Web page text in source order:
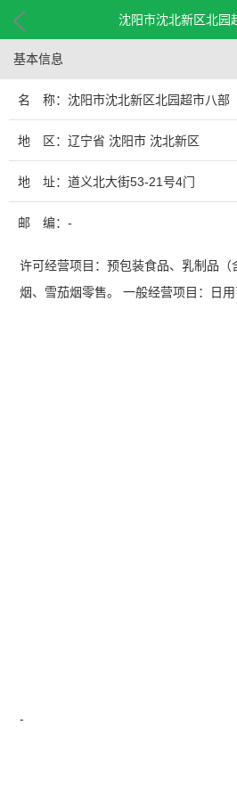
沈阳市沈北新区北园
基本信息
名 称：沈阳市沈北新区北园超市八部
地 区：辽宁省 沈阳市 沈北新区
地 址：道义北大街53-21号4门
邮 编：-
许可经营项目：预包装食品、乳制品
烟、雪茄烟零售。 一般经营项目：日用
-